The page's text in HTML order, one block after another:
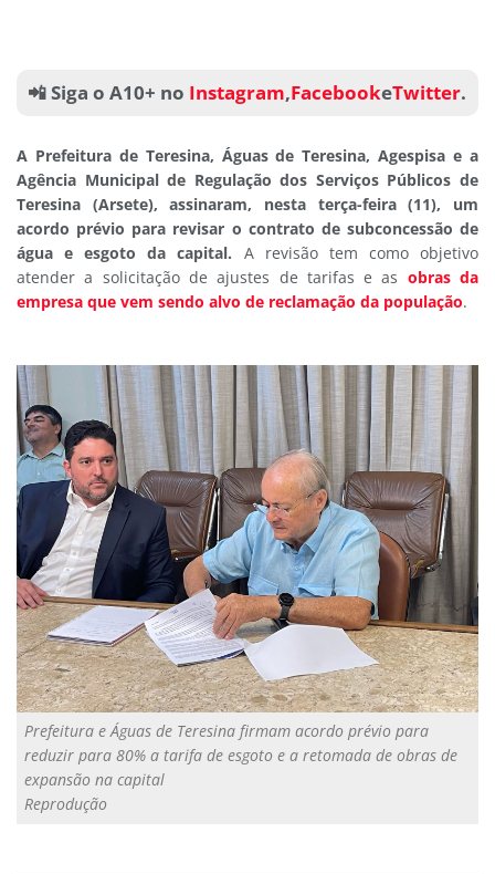
📲 Siga o A10+ no Instagram,FacebookeTwitter.
A Prefeitura de Teresina, Águas de Teresina, Agespisa e a
Agência Municipal de Regulação dos Serviços Públicos de
Teresina (Arsete), assinaram, nesta terça-feira (11), um
acordo prévio para revisar o contrato de subconcessão de
água e esgoto da capital. A revisão tem como objetivo
atender a solicitação de ajustes de tarifas e as obras da
empresa que vem sendo alvo de reclamação da população.
Prefeitura e Águas de Teresina firmam acordo prévio para
reduzir para 80% a tarifa de esgoto e a retomada de obras de
expansão na capital
Reprodução